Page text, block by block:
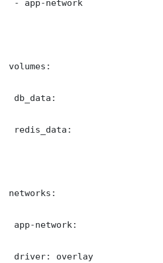
- app-network
volumes:
db_data:
redis_data:
networks:
app-network:
driver: overlay